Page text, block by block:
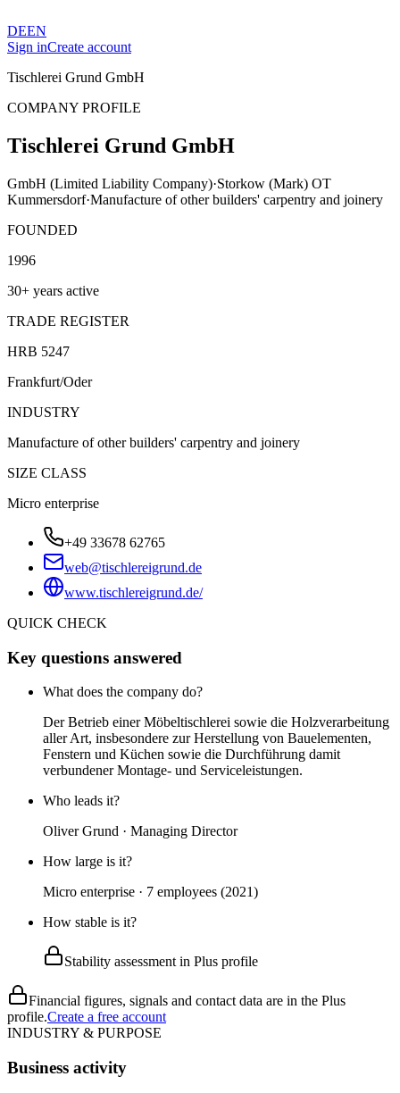
DEEN
Sign inCreate account
Tischlerei Grund GmbH
COMPANY PROFILE
Tischlerei Grund GmbH
GmbH (Limited Liability Company)·Storkow (Mark) OT
Kummersdorf·Manufacture of other builders' carpentry and joinery
FOUNDED
1996
30+ years active
TRADE REGISTER
HRB 5247
Frankfurt/Oder
INDUSTRY
Manufacture of other builders' carpentry and joinery
SIZE CLASS
Micro enterprise
+49 33678 62765
web@tischlereigrund.de
www.tischlereigrund.de/
QUICK CHECK
Key questions answered
What does the company do?
Der Betrieb einer Möbeltischlerei sowie die Holzverarbeitung
aller Art, insbesondere zur Herstellung von Bauelementen,
Fenstern und Küchen sowie die Durchführung damit
verbundener Montage- und Serviceleistungen.
Who leads it?
Oliver Grund · Managing Director
How large is it?
Micro enterprise · 7 employees (2021)
How stable is it?
Stability assessment in Plus profile
Financial figures, signals and contact data are in the Plus
profile.Create a free account
INDUSTRY & PURPOSE
Business activity